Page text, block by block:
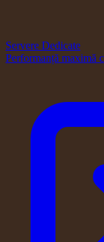
Servere Dedicate
Performanță maximă